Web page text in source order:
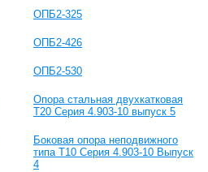
ОПБ2-325
ОПБ2-426
ОПБ2-530
Опора стальная двухкатковая
Т20 Серия 4.903-10 выпуск 5
Боковая опора неподвижного
типа Т10 Серия 4.903-10 Выпуск
4